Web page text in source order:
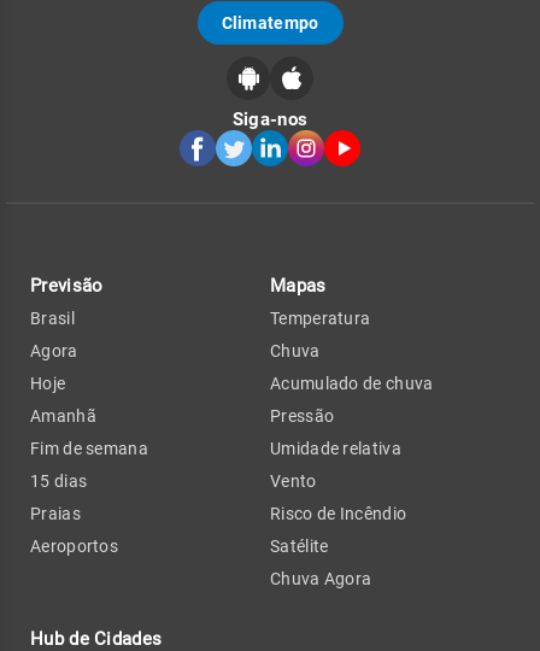
Climatempo
Siga-nos
Previsão
Brasil
Agora
Hoje
Amanhã
Fim de semana
15 dias
Praias
Aeroportos
Hub de Cidades
Mapas
Temperatura
Chuva
Acumulado de chuva
Pressão
Umidade relativa
Vento
Risco de Incêndio
Satélite
Chuva Agora